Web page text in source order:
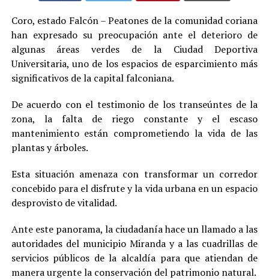
Coro, estado Falcón – Peatones de la comunidad coriana
han expresado su preocupación ante el deterioro de
algunas áreas verdes de la Ciudad Deportiva
Universitaria, uno de los espacios de esparcimiento más
significativos de la capital falconiana.
De acuerdo con el testimonio de los transeúntes de la
zona, la falta de riego constante y el escaso
mantenimiento están comprometiendo la vida de las
plantas y árboles.
Esta situación amenaza con transformar un corredor
concebido para el disfrute y la vida urbana en un espacio
desprovisto de vitalidad.
Ante este panorama, la ciudadanía hace un llamado a las
autoridades del municipio Miranda y a las cuadrillas de
servicios públicos de la alcaldía para que atiendan de
manera urgente la conservación del patrimonio natural.